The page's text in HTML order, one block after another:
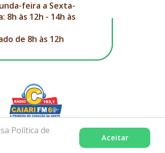
Política de
Aceitar
feira a Sexta-
8h às 12h - 14h às
de 8h às 12h